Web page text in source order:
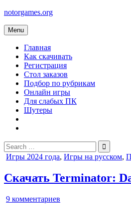
Skip
content
notorgames.org
Menu
Главная
Как скачивать
Регистрация
Стол заказов
Подбор по рубрикам
Онлайн игры
Для слабых ПК
Шутеры
Search
for:
Posted
Игры 2024 года, Игры на русском,
Скачать Terminator:
9 комментариев